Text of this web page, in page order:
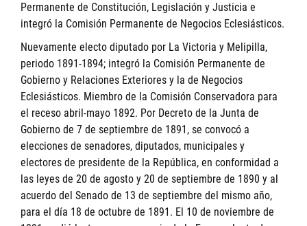
Permanente de Constitución, Legislación y Justicia e
integró la Comisión Permanente de Negocios Eclesiásticos.
Nuevamente electo diputado por La Victoria y Melipilla,
periodo 1891-1894; integró la Comisión Permanente de
Gobierno y Relaciones Exteriores y la de Negocios
Eclesiásticos. Miembro de la Comisión Conservadora para
el receso abril-mayo 1892. Por Decreto de la Junta de
Gobierno de 7 de septiembre de 1891, se convocó a
elecciones de senadores, diputados, municipales y
electores de presidente de la República, en conformidad a
las leyes de 20 de agosto y 20 de septiembre de 1890 y al
acuerdo del Senado de 13 de septiembre del mismo año,
para el día 18 de octubre de 1891. El 10 de noviembre de